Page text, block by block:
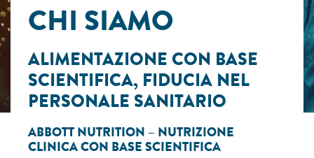
CHI SIAMO
ALIMENTAZIONE CON BASE
SCIENTIFICA, FIDUCIA NEL
PERSONALE SANITARIO
ABBOTT NUTRITION – NUTRIZIONE
CLINICA CON BASE SCIENTIFICA